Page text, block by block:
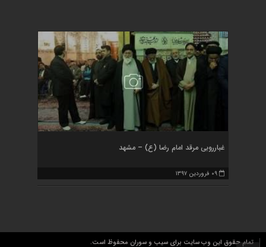
غبارروبی مرقد امام رضا (ع) – مشهد
۰۹ فروردین ۱۳۹۷
تمام حقوق این وب سایت برای سیب و سوران محفوظ است.